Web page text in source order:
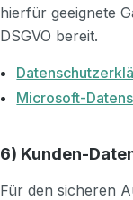
hierfür geeignete
DSGVO bereit.
Microsoft-
6) Kunden-
Für den sicheren